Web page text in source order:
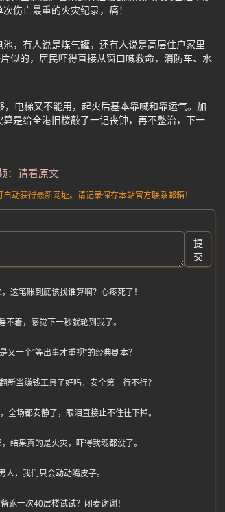
伤亡最重的火灾纪录，痛！
，有人说是煤气罐，还有人说是高层住户家里
似的，居民吓得直接从窗口喊救命，消防车、水
电梯又不能用，起火后基本靠喊和靠运气。加
是给全港旧楼敲了一记丧钟，再不整治，下一
：请看原文
动获得最新网址。请记录保存本站官方联系邮箱！
提
交
这笔账到底该找谁算啊？心疼死了！
着，感觉下一秒就轮到我了。
一个“等出事才重视”的经典剧本？
当赚钱工具了好吗，安全第一行不行？
全场都安静了，眼泪直接止不住往下掉。
结果真的是火灾，吓得我魂都没了。
，我们只会动动嘴皮子。
跑一次40层楼试试？闭麦谢谢！